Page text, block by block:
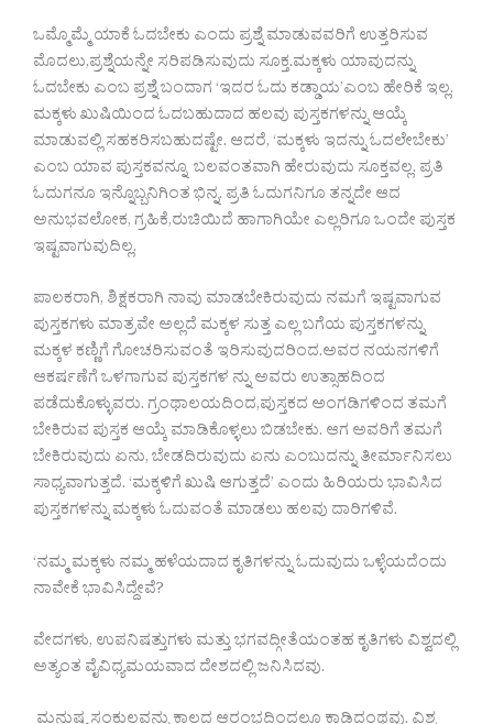
ಒಮ್ಮೊಮ್ಮೆ ಯಾಕೆ ಓದಬೇಕು ಎಂದು ಪ್ರಶ್ನೆ ಮಾಡುವವರಿಗೆ ಉತ್ತರಿಸುವ
ಮೊದಲು,ಪ್ರಶ್ನೆಯನ್ನೇ ಸರಿಪಡಿಸುವುದು ಸೂಕ್ತ.ಮಕ್ಕಳು ಯಾವುದನ್ನು
ಓದಬೇಕು ಎಂಬ ಪ್ರಶ್ನೆ ಬಂದಾಗ ‘ಇದರ ಓದು ಕಡ್ಡಾಯ’ಎಂಬ ಹೇರಿಕೆ ಇಲ್ಲ.
ಮಕ್ಕಳು ಖುಷಿಯಿಂದ ಓದಬಹುದಾದ ಹಲವು ಪುಸ್ತಕಗಳನ್ನು ಆಯ್ಕೆ
ಮಾಡುವಲ್ಲಿ ಸಹಕರಿಸಬಹುದಷ್ಟೇ. ಆದರೆ, ‘ಮಕ್ಕಳು ಇದನ್ನು ಓದಲೇಬೇಕು’
ಎಂಬ ಯಾವ ಪುಸ್ತಕವನ್ನೂ ಬಲವಂತವಾಗಿ ಹೇರುವುದು ಸೂಕ್ತವಲ್ಲ. ಪ್ರತಿ
ಓದುಗನೂ ಇನ್ನೊಬ್ಬನಿಗಿಂತ ಭಿನ್ನ. ಪ್ರತಿ ಓದುಗನಿಗೂ ತನ್ನದೇ ಆದ
ಅನುಭವಲೋಕ, ಗ್ರಹಿಕೆ,ರುಚಿಯಿದೆ ಹಾಗಾಗಿಯೇ ಎಲ್ಲರಿಗೂ ಒಂದೇ ಪುಸ್ತಕ
ಇಷ್ಟವಾಗುವುದಿಲ್ಲ.
ಪಾಲಕರಾಗಿ, ಶಿಕ್ಷಕರಾಗಿ ನಾವು ಮಾಡಬೇಕಿರುವುದು ನಮಗೆ ಇಷ್ಟವಾಗುವ
ಪುಸ್ತಕಗಳು ಮಾತ್ರವೇ ಅಲ್ಲದೆ ಮಕ್ಕಳ ಸುತ್ತ ಎಲ್ಲ ಬಗೆಯ ಪುಸ್ತಕಗಳನ್ನು
ಮಕ್ಕಳ ಕಣ್ಣಿಗೆ ಗೋಚರಿಸುವಂತೆ ಇರಿಸುವುದರಿಂದ.ಅವರ ನಯನಗಳಿಗೆ
ಆಕರ್ಷಣೆಗೆ ಒಳಗಾಗುವ ಪುಸ್ತಕಗಳ ನ್ನು ಅವರು ಉತ್ಸಾಹದಿಂದ
ಪಡೆದುಕೊಳ್ಳುವರು. ಗ್ರಂಥಾಲಯದಿಂದ,ಪುಸ್ತಕದ ಅಂಗಡಿಗಳಿಂದ ತಮಗೆ
ಬೇಕಿರುವ ಪುಸ್ತಕ ಆಯ್ಕೆ ಮಾಡಿಕೊಳ್ಳಲು ಬಿಡಬೇಕು. ಆಗ ಅವರಿಗೆ ತಮಗೆ
ಬೇಕಿರುವುದು ಏನು, ಬೇಡದಿರುವುದು ಏನು ಎಂಬುದನ್ನು ತೀರ್ಮಾನಿಸಲು
ಸಾಧ್ಯವಾಗುತ್ತದೆ. ‘ಮಕ್ಕಳಿಗೆ ಖುಷಿ ಆಗುತ್ತದೆ’ ಎಂದು ಹಿರಿಯರು ಭಾವಿಸಿದ
ಪುಸ್ತಕಗಳನ್ನು ಮಕ್ಕಳು ಓದುವಂತೆ ಮಾಡಲು ಹಲವು ದಾರಿಗಳಿವೆ.
‘ನಮ್ಮ ಮಕ್ಕಳು ನಮ್ಮ ಹಳೆಯದಾದ ಕೃತಿಗಳನ್ನು ಓದುವುದು ಒಳ್ಳೆಯದೆಂದು
ನಾವೇಕೆ ಭಾವಿಸಿದ್ದೇವೆ?
ವೇದಗಳು, ಉಪನಿಷತ್ತುಗಳು ಮತ್ತು ಭಗವದ್ಗೀತೆಯಂತಹ ಕೃತಿಗಳು ವಿಶ್ವದಲ್ಲಿ
ಅತ್ಯಂತ ವೈವಿಧ್ಯಮಯವಾದ ದೇಶದಲ್ಲಿ ಜನಿಸಿದವು.